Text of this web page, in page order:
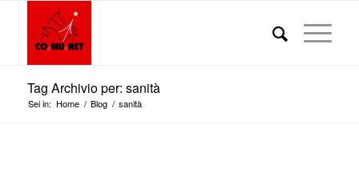
Tag Archivio per: sanità
Sei in: Home / Blog / sanità